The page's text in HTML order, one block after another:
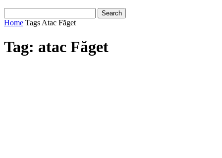
Home Tags Atac Făget
Tag: atac Făget